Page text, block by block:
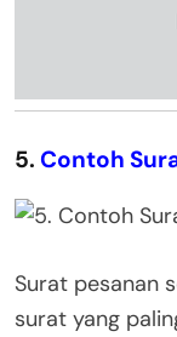
5. Contoh
Surat pesanan
surat yang